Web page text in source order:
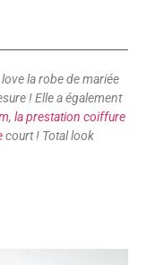
la robe de mariée
! Elle a également
, la prestation coiffure
court ! Total look